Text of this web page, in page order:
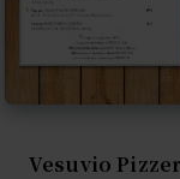
Vesuvio